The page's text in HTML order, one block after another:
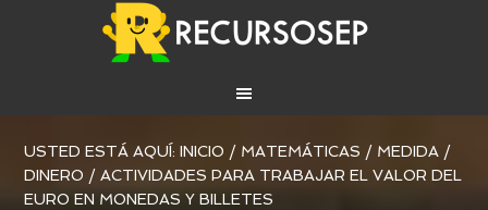
USTED ESTÁ AQUÍ:INICIO / MATEMÁTICAS / MEDIDA /
DINERO / ACTIVIDADES PARA TRABAJAR EL VALOR DEL
EURO EN MONEDAS Y BILLETES